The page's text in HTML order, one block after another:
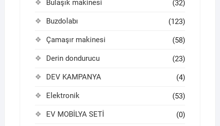
Bulaşık makinesi (32)
Buzdolabı (123)
Çamaşır makinesi (58)
Derin dondurucu (23)
DEV KAMPANYA (4)
Elektronik (53)
EV MOBİLYA SETİ (0)